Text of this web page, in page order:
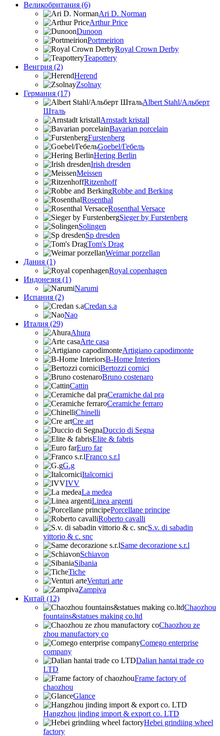
Великобритания (6)
Ari D. Norman
Arthur Price
Dunoon
Portmeirion
Royal Crown Derby
Teapottery
Венгрия (2)
Herend
Zsolnay
Германия (17)
Albert Stahl/Альбеpт
Шталь
Arnstadt kristall
Bavarian porcelain
Furstenberg
Goebel/Гебель
Hering Berlin
Irish dresden
Meissen
Ritzenhoff
Robbe and Berking
Rosenthal
Rosenthal Versace
Sieger by Furstenberg
Solingen
Sp dresden
Tom's Drag
Weimar porzellan
Дания (1)
Royal copenhagen
Индонезия (1)
Narumi
Испания (2)
Credan s.a
Nao
Италия (29)
Ahura
Arte casa
Artigiano capodimonte
B-Home Interiors
Bertozzi cornici
Bruno costenaro
Cattin
Ceramiche dal pra
Ceramiche ferraro
Chinelli
Cre art
Duccio di Segna
Elite & fabris
Euro far
Franco s.r.l
G.g
Italcornici
IVV
La medea
Linea argenti
Porcellane principe
Roberto cavalli
S.v. di sabadin
vittorio & c. snc
Same decorazione s.r.l
Schiavon
Sibania
Tiche
Venturi arte
Zampiva
Китай (12)
Chaozhou
fountains&statues making co.ltd
Chaozhou ze
zhou manufactory co
Comego enterprise
company
Dalian hantai trade co
LTD
Frame factory of
chaozhou
Glance
Hangzhou jinding import & export co. LTD
Hebei grindiing wheel
factory